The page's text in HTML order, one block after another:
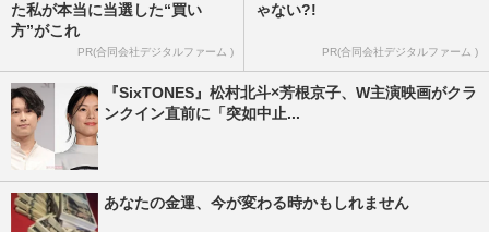
た私が本当に当選した“買い
方”がこれ
PR(合同会社デジタルファーム )
ゃない?!
PR(合同会社デジタルファーム )
『SixTONES』松村北斗×芳根京子、W主演映画がクラ
ンクイン直前に「突如中止...
あなたの金運、今が変わる時かもしれません